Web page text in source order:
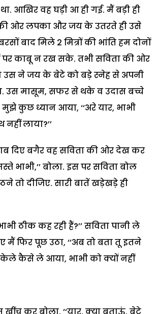
आखिर वह घड़ी आ ही गई. मैं बड़ी ही
ओर लपका और जय के उतरते ही उसे
बाद मिले 2 मित्रों की भांति हम दोनों
पर काबू न रख सके. तभी सविता की ओर
उस ने जय के बेटे को बड़े स्नेह से अपनी
उस मासूम, सफर से थके व उदास बच्चे
कुछ ध्यान आया, ‘‘अरे यार, भाभी
लाया?’’
दिए बगैर वह सविता की ओर देख कर
भाभी,’’ बोला. इस पर सविता बोल
तो दीजिए. सारी बातें खड़ेखड़े ही
ठीक कह रही हैं?’’ सविता पानी ले
मैं फिर पूछ उठा, ‘‘अब तो बता तू इतने
कैसे ले आया, भाभी को क्यों नहीं
कर बोला, ‘‘यार, क्या बताऊं, बेटे